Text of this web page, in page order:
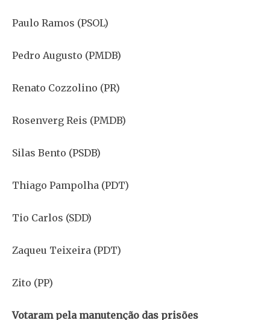
Paulo Ramos (PSOL)
Pedro Augusto (PMDB)
Renato Cozzolino (PR)
Rosenverg Reis (PMDB)
Silas Bento (PSDB)
Thiago Pampolha (PDT)
Tio Carlos (SDD)
Zaqueu Teixeira (PDT)
Zito (PP)
Votaram pela manutenção das prisões